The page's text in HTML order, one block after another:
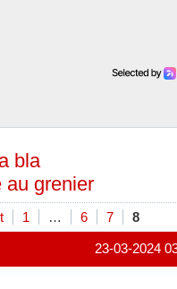
bla
au grenier
1 … 6 7 8
23-03-2024